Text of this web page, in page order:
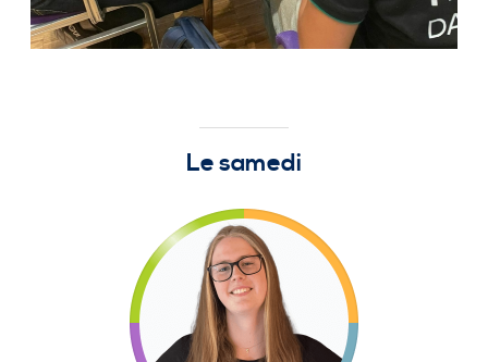
Le samedi